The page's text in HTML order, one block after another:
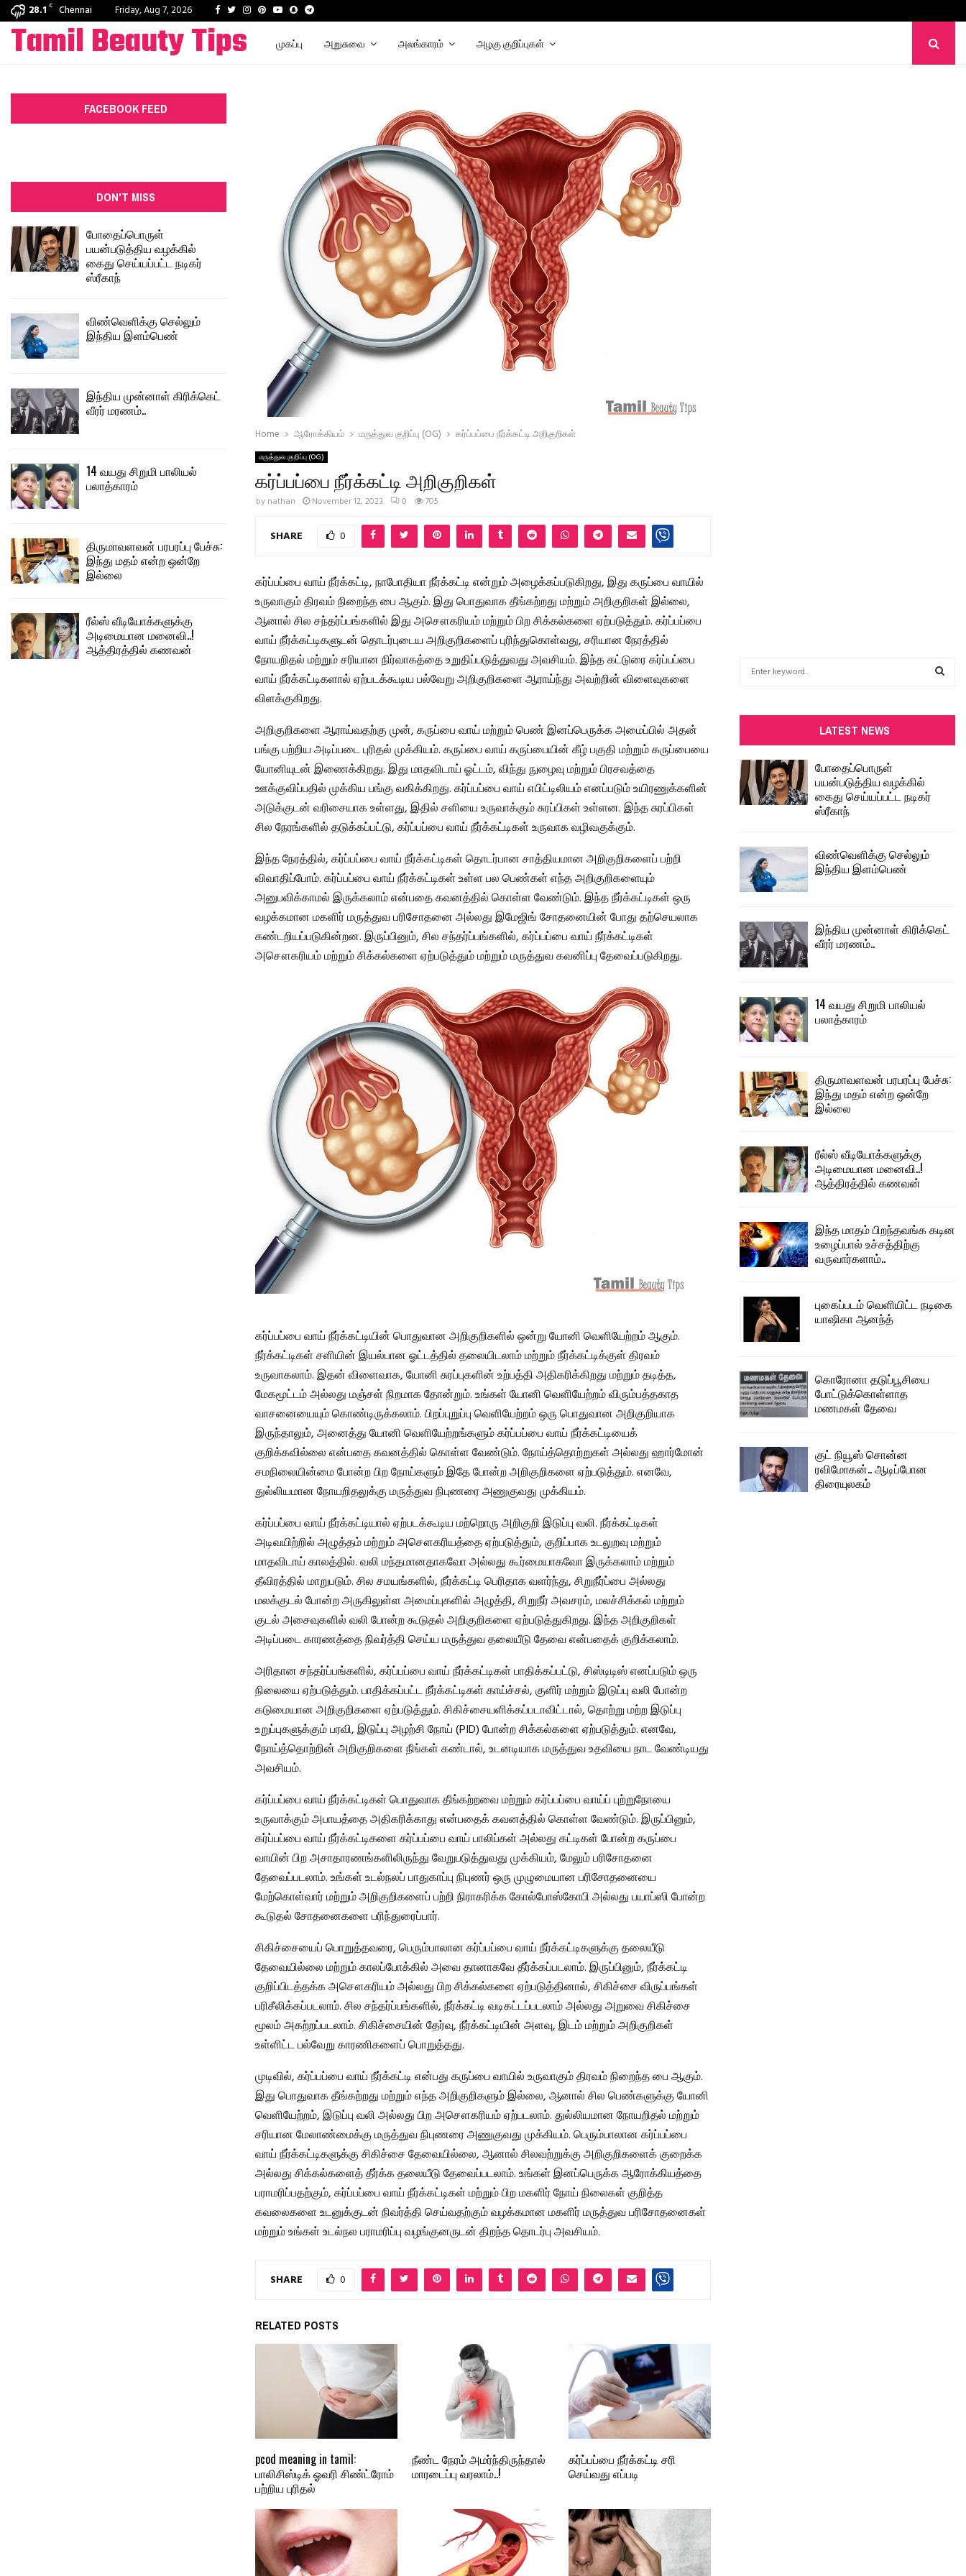
28.1 C Chennai Friday, Aug 7, 2026 Facebook
TwitterInstagram
PinterestYoutube
SnapchatTelegram
Tamil Beauty Tips முகப்பு அறுசுவை அலங்காரம் அழகு குறிப்புகள்
Home ஆரோக்கியம் மருத்துவ குறிப்பு (OG) கர்ப்பப்பை நீர்க்கட்டி அறிகுறிகள்
மருத்துவ குறிப்பு (OG)
கர்ப்பப்பை நீர்க்கட்டி அறிகுறிகள்
by nathan November 12, 2023 0 705
SHARE 0
கர்ப்பப்பை வாய் நீர்க்கட்டி, நாபோதியா நீர்க்கட்டி என்றும் அழைக்கப்படுகிறது, இது கருப்பை வாயில்
உருவாகும் திரவம் நிறைந்த பை ஆகும். இது பொதுவாக தீங்கற்றது மற்றும் அறிகுறிகள் இல்லை,
ஆனால் சில சந்தர்ப்பங்களில் இது அசௌகரியம் மற்றும் பிற சிக்கல்களை ஏற்படுத்தும். கர்ப்பப்பை
வாய் நீர்க்கட்டிகளுடன் தொடர்புடைய அறிகுறிகளைப் புரிந்துகொள்வது, சரியான நேரத்தில்
நோயறிதல் மற்றும் சரியான நிர்வாகத்தை உறுதிப்படுத்துவது அவசியம். இந்த கட்டுரை கர்ப்பப்பை
வாய் நீர்க்கட்டிகளால் ஏற்படக்கூடிய பல்வேறு அறிகுறிகளை ஆராய்ந்து அவற்றின் விளைவுகளை
விளக்குகிறது.
அறிகுறிகளை ஆராய்வதற்கு முன், கருப்பை வாய் மற்றும் பெண் இனப்பெருக்க அமைப்பில் அதன்
பங்கு பற்றிய அடிப்படை புரிதல் முக்கியம். கருப்பை வாய் கருப்பையின் கீழ் பகுதி மற்றும் கருப்பையை
யோனியுடன் இணைக்கிறது. இது மாதவிடாய் ஓட்டம், விந்து நுழைவு மற்றும் பிரசவத்தை
ஊக்குவிப்பதில் முக்கிய பங்கு வகிக்கிறது. கர்ப்பப்பை வாய் எபிட்டிலியம் எனப்படும் உயிரணுக்களின்
அடுக்குடன் வரிசையாக உள்ளது, இதில் சளியை உருவாக்கும் சுரப்பிகள் உள்ளன. இந்த சுரப்பிகள்
சில நேரங்களில் தடுக்கப்பட்டு, கர்ப்பப்பை வாய் நீர்க்கட்டிகள் உருவாக வழிவகுக்கும்.
இந்த நேரத்தில், கர்ப்பப்பை வாய் நீர்க்கட்டிகள் தொடர்பான சாத்தியமான அறிகுறிகளைப் பற்றி
விவாதிப்போம். கர்ப்பப்பை வாய் நீர்க்கட்டிகள் உள்ள பல பெண்கள் எந்த அறிகுறிகளையும்
அனுபவிக்காமல் இருக்கலாம் என்பதை கவனத்தில் கொள்ள வேண்டும். இந்த நீர்க்கட்டிகள் ஒரு
வழக்கமான மகளிர் மருத்துவ பரிசோதனை அல்லது இமேஜிங் சோதனையின் போது தற்செயலாக
கண்டறியப்படுகின்றன. இருப்பினும், சில சந்தர்ப்பங்களில், கர்ப்பப்பை வாய் நீர்க்கட்டிகள்
அசௌகரியம் மற்றும் சிக்கல்களை ஏற்படுத்தும் மற்றும் மருத்துவ கவனிப்பு தேவைப்படுகிறது.
கர்ப்பப்பை வாய் நீர்க்கட்டியின் பொதுவான அறிகுறிகளில் ஒன்று யோனி வெளியேற்றம் ஆகும்.
நீர்க்கட்டிகள் சளியின் இயல்பான ஓட்டத்தில் தலையிடலாம் மற்றும் நீர்க்கட்டிக்குள் திரவம்
உருவாகலாம். இதன் விளைவாக, யோனி சுரப்புகளின் உற்பத்தி அதிகரிக்கிறது மற்றும் தடித்த,
மேகமூட்டம் அல்லது மஞ்சள் நிறமாக தோன்றும். உங்கள் யோனி வெளியேற்றம் விரும்பத்தகாத
வாசனையையும் கொண்டிருக்கலாம். பிறப்புறுப்பு வெளியேற்றம் ஒரு பொதுவான அறிகுறியாக
இருந்தாலும், அனைத்து யோனி வெளியேற்றங்களும் கர்ப்பப்பை வாய் நீர்க்கட்டியைக்
குறிக்கவில்லை என்பதை கவனத்தில் கொள்ள வேண்டும். நோய்த்தொற்றுகள் அல்லது ஹார்மோன்
சமநிலையின்மை போன்ற பிற நோய்களும் இதே போன்ற அறிகுறிகளை ஏற்படுத்தும். எனவே,
துல்லியமான நோயறிதலுக்கு மருத்துவ நிபுணரை அணுகுவது முக்கியம்.
கர்ப்பப்பை வாய் நீர்க்கட்டியால் ஏற்படக்கூடிய மற்றொரு அறிகுறி இடுப்பு வலி. நீர்க்கட்டிகள்
அடிவயிற்றில் அழுத்தம் மற்றும் அசௌகரியத்தை ஏற்படுத்தும், குறிப்பாக உடலுறவு மற்றும்
மாதவிடாய் காலத்தில். வலி மந்தமானதாகவோ அல்லது கூர்மையாகவோ இருக்கலாம் மற்றும்
தீவிரத்தில் மாறுபடும். சில சமயங்களில், நீர்க்கட்டி பெரிதாக வளர்ந்து, சிறுநீர்ப்பை அல்லது
மலக்குடல் போன்ற அருகிலுள்ள அமைப்புகளில் அழுத்தி, சிறுநீர் அவசரம், மலச்சிக்கல் மற்றும்
குடல் அசைவுகளில் வலி போன்ற கூடுதல் அறிகுறிகளை ஏற்படுத்துகிறது. இந்த அறிகுறிகள்
அடிப்படை காரணத்தை நிவர்த்தி செய்ய மருத்துவ தலையீடு தேவை என்பதைக் குறிக்கலாம்.
அரிதான சந்தர்ப்பங்களில், கர்ப்பப்பை வாய் நீர்க்கட்டிகள் பாதிக்கப்பட்டு, சிஸ்டிடிஸ் எனப்படும் ஒரு
நிலையை ஏற்படுத்தும். பாதிக்கப்பட்ட நீர்க்கட்டிகள் காய்ச்சல், குளிர் மற்றும் இடுப்பு வலி போன்ற
கடுமையான அறிகுறிகளை ஏற்படுத்தும். சிகிச்சையளிக்கப்படாவிட்டால், தொற்று மற்ற இடுப்பு
உறுப்புகளுக்கும் பரவி, இடுப்பு அழற்சி நோய் (PID) போன்ற சிக்கல்களை ஏற்படுத்தும். எனவே,
நோய்த்தொற்றின் அறிகுறிகளை நீங்கள் கண்டால், உடனடியாக மருத்துவ உதவியை நாட வேண்டியது
அவசியம்.
கர்ப்பப்பை வாய் நீர்க்கட்டிகள் பொதுவாக தீங்கற்றவை மற்றும் கர்ப்பப்பை வாய்ப் புற்றுநோயை
உருவாக்கும் அபாயத்தை அதிகரிக்காது என்பதைக் கவனத்தில் கொள்ள வேண்டும். இருப்பினும்,
கர்ப்பப்பை வாய் நீர்க்கட்டிகளை கர்ப்பப்பை வாய் பாலிப்கள் அல்லது கட்டிகள் போன்ற கருப்பை
வாயின் பிற அசாதாரணங்களிலிருந்து வேறுபடுத்துவது முக்கியம், மேலும் பரிசோதனை
தேவைப்படலாம். உங்கள் உடல்நலப் பாதுகாப்பு நிபுணர் ஒரு முழுமையான பரிசோதனையை
மேற்கொள்வார் மற்றும் அறிகுறிகளைப் பற்றி நிராகரிக்க கோல்போஸ்கோபி அல்லது பயாப்ஸி போன்ற
கூடுதல் சோதனைகளை பரிந்துரைப்பார்.
சிகிச்சையைப் பொறுத்தவரை, பெரும்பாலான கர்ப்பப்பை வாய் நீர்க்கட்டிகளுக்கு தலையீடு
தேவையில்லை மற்றும் காலப்போக்கில் அவை தானாகவே தீர்க்கப்படலாம். இருப்பினும், நீர்க்கட்டி
குறிப்பிடத்தக்க அசௌகரியம் அல்லது பிற சிக்கல்களை ஏற்படுத்தினால், சிகிச்சை விருப்பங்கள்
பரிசீலிக்கப்படலாம். சில சந்தர்ப்பங்களில், நீர்க்கட்டி வடிகட்டப்படலாம் அல்லது அறுவை சிகிச்சை
மூலம் அகற்றப்படலாம். சிகிச்சையின் தேர்வு, நீர்க்கட்டியின் அளவு, இடம் மற்றும் அறிகுறிகள்
உள்ளிட்ட பல்வேறு காரணிகளைப் பொறுத்தது.
முடிவில், கர்ப்பப்பை வாய் நீர்க்கட்டி என்பது கருப்பை வாயில் உருவாகும் திரவம் நிறைந்த பை ஆகும்.
இது பொதுவாக தீங்கற்றது மற்றும் எந்த அறிகுறிகளும் இல்லை, ஆனால் சில பெண்களுக்கு யோனி
வெளியேற்றம், இடுப்பு வலி அல்லது பிற அசௌகரியம் ஏற்படலாம். துல்லியமான நோயறிதல் மற்றும்
சரியான மேலாண்மைக்கு மருத்துவ நிபுணரை அணுகுவது முக்கியம். பெரும்பாலான கர்ப்பப்பை
வாய் நீர்க்கட்டிகளுக்கு சிகிச்சை தேவையில்லை, ஆனால் சிலவற்றுக்கு அறிகுறிகளைக் குறைக்க
அல்லது சிக்கல்களைத் தீர்க்க தலையீடு தேவைப்படலாம். உங்கள் இனப்பெருக்க ஆரோக்கியத்தை
பராமரிப்பதற்கும், கர்ப்பப்பை வாய் நீர்க்கட்டிகள் மற்றும் பிற மகளிர் நோய் நிலைகள் குறித்த
கவலைகளை உடனுக்குடன் நிவர்த்தி செய்வதற்கும் வழக்கமான மகளிர் மருத்துவ பரிசோதனைகள்
மற்றும் உங்கள் உடல்நல பராமரிப்பு வழங்குனருடன் திறந்த தொடர்பு அவசியம்.
SHARE 0
RELATED POSTS
pcod meaning in tamil:
பாலிசிஸ்டிக் ஓவரி சிண்ட்ரோம்
பற்றிய புரிதல்
நீண்ட நேரம் அமர்ந்திருந்தால்
மாரடைப்பு வரலாம்..!
கர்ப்பப்பை நீர்க்கட்டி சரி
செய்வது எப்படி
FACEBOOK FEED
DON'T MISS
போதைப்பொருள்
பயன்படுத்திய வழக்கில்
கைது செய்யப்பட்ட நடிகர்
ஸ்ரீகாந்
விண்வெளிக்கு செல்லும்
இந்திய இளம்பெண்
இந்திய முன்னாள் கிரிக்கெட்
வீரர் மரணம்..
14 வயது சிறுமி பாலியல்
பலாத்காரம்
திருமாவளவன் பரபரப்பு பேச்சு:
இந்து மதம் என்ற ஒன்றே
இல்லை
ரீல்ஸ் வீடியோக்களுக்கு
அடிமையான மனைவி..!
ஆத்திரத்தில் கணவன்
f
o
r
:
LATEST NEWS
போதைப்பொருள்
பயன்படுத்திய வழக்கில்
கைது செய்யப்பட்ட நடிகர்
ஸ்ரீகாந்
விண்வெளிக்கு செல்லும்
இந்திய இளம்பெண்
இந்திய முன்னாள் கிரிக்கெட்
வீரர் மரணம்..
14 வயது சிறுமி பாலியல்
பலாத்காரம்
திருமாவளவன் பரபரப்பு பேச்சு:
இந்து மதம் என்ற ஒன்றே
இல்லை
ரீல்ஸ் வீடியோக்களுக்கு
அடிமையான மனைவி..!
ஆத்திரத்தில் கணவன்
இந்த மாதம் பிறந்தவங்க கடின
உழைப்பால் உச்சத்திற்கு
வருவார்களாம்..
புகைப்படம் வெளியிட்ட நடிகை
யாஷிகா ஆனந்த்
கொரோனா தடுப்பூசியை
போட்டுக்கொள்ளாத
மணமகள் தேவை
குட் நியூஸ் சொன்ன
ரவிமோகன்.. ஆடிப்போன
திரையுலகம்